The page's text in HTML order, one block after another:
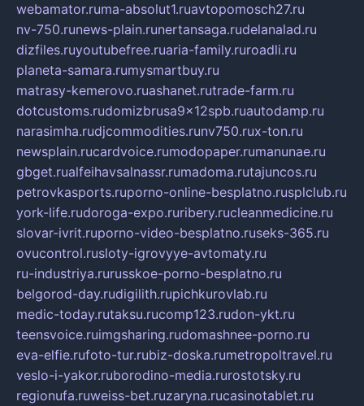
webamator.ruma-absolut1.ruavtopomosch27.ru
nv-750.runews-plain.runertansaga.rudelanalad.ru
dizfiles.ruyoutubefree.ruaria-family.ruroadli.ru
planeta-samara.rumysmartbuy.ru
matrasy-kemerovo.ruashanet.rutrade-farm.ru
dotcustoms.rudomizbrusa9x12spb.ruautodamp.ru
narasimha.rudjcommodities.runv750.rux-ton.ru
newsplain.rucardvoice.rumodopaper.rumanunae.ru
gbget.rualfeihavsalnassr.rumadoma.rutajuncos.ru
petrovkasports.ruporno-online-besplatno.rusplclub.ru
york-life.rudoroga-expo.ruribery.rucleanmedicine.ru
slovar-ivrit.ruporno-video-besplatno.ruseks-365.ru
ovucontrol.rusloty-igrovyye-avtomaty.ru
ru-industriya.rurusskoe-porno-besplatno.ru
belgorod-day.rudigilith.rupichkurovlab.ru
medic-today.rutaksu.rucomp123.rudon-ykt.ru
teensvoice.ruimgsharing.rudomashnee-porno.ru
eva-elfie.rufoto-tur.rubiz-doska.rumetropoltravel.ru
veslo-i-yakor.ruborodino-media.rurostotsky.ru
regionufa.ruweiss-bet.ruzaryna.rucasinotablet.ru